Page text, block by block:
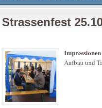
Strassenfest
Aufbau und